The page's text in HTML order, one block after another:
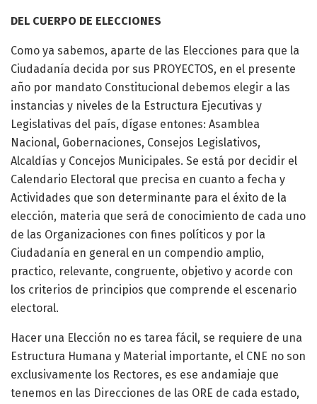
DEL CUERPO DE ELECCIONES
Como ya sabemos, aparte de las Elecciones para que la
Ciudadanía decida por sus PROYECTOS, en el presente
año por mandato Constitucional debemos elegir a las
instancias y niveles de la Estructura Ejecutivas y
Legislativas del país, dígase entones: Asamblea
Nacional, Gobernaciones, Consejos Legislativos,
Alcaldías y Concejos Municipales. Se está por decidir el
Calendario Electoral que precisa en cuanto a fecha y
Actividades que son determinante para el éxito de la
elección, materia que será de conocimiento de cada uno
de las Organizaciones con fines políticos y por la
Ciudadanía en general en un compendio amplio,
practico, relevante, congruente, objetivo y acorde con
los criterios de principios que comprende el escenario
electoral.
Hacer una Elección no es tarea fácil, se requiere de una
Estructura Humana y Material importante, el CNE no son
exclusivamente los Rectores, es ese andamiaje que
tenemos en las Direcciones de las ORE de cada estado,